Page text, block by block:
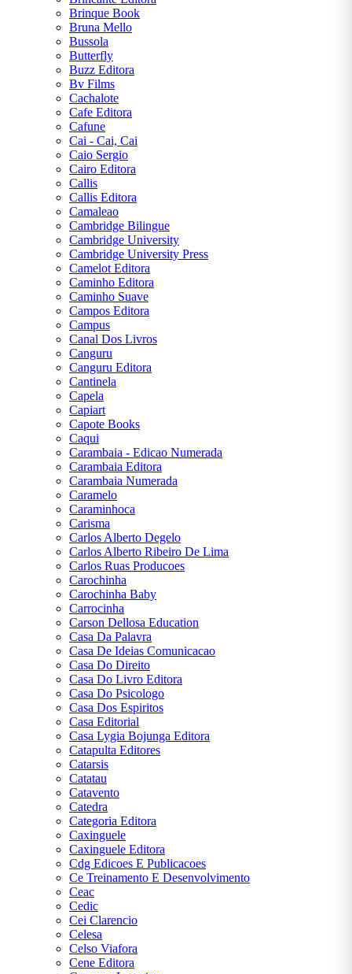
Brinque Book
Bruna Mello
Bussola
Butterfly
Buzz Editora
Bv Films
Cachalote
Cafe Editora
Cafune
Cai - Cai, Cai
Caio Sergio
Cairo Editora
Callis
Callis Editora
Camaleao
Cambridge Bilingue
Cambridge University
Cambridge University Press
Camelot Editora
Caminho Editora
Caminho Suave
Campos Editora
Campus
Canal Dos Livros
Canguru
Canguru Editora
Cantinela
Capela
Capiart
Capote Books
Caqui
Carambaia - Edicao Numerada
Carambaia Editora
Carambaia Numerada
Caramelo
Caraminhoca
Carisma
Carlos Alberto Degelo
Carlos Alberto Ribeiro De Lima
Carlos Ruas Producoes
Carochinha
Carochinha Baby
Carrocinha
Carson Dellosa Education
Casa Da Palavra
Casa De Ideias Comunicacao
Casa Do Direito
Casa Do Livro Editora
Casa Do Psicologo
Casa Dos Espiritos
Casa Editorial
Casa Lygia Bojunga Editora
Catapulta Editores
Catarsis
Catatau
Catavento
Catedra
Categoria Editora
Caxinguele
Caxinguele Editora
Cdg Edicoes E Publicacoes
Ce Treinamento E Desenvolvimento
Ceac
Cedic
Cei Clarencio
Celesa
Celso Viafora
Cene Editora